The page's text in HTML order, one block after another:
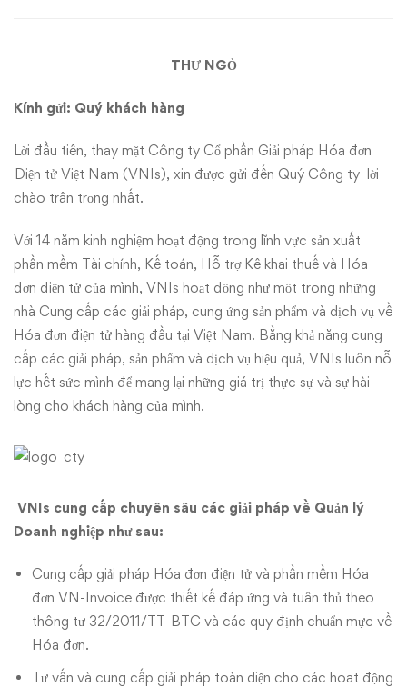
sinh
nhật
15
năm
Webketoan
THƯ NGỎ
Kính gửi: Quý khách hàng
Lời đầu tiên, thay mặt Công ty Cổ phần Giải pháp Hóa đơn
Điện tử Việt Nam (VNIs), xin được gửi đến Quý Công ty lời
chào trân trọng nhất.
Với 14 năm kinh nghiệm hoạt động trong lĩnh vực sản xuất
phần mềm Tài chính, Kế toán, Hỗ trợ Kê khai thuế và Hóa
đơn điện tử của mình, VNIs hoạt động như một trong những
nhà Cung cấp các giải pháp, cung ứng sản phẩm và dịch vụ về
Hóa đơn điện tử hàng đầu tại Việt Nam. Bằng khả năng cung
cấp các giải pháp, sản phẩm và dịch vụ hiệu quả, VNIs luôn nỗ
lực hết sức mình để mang lại những giá trị thực sự và sự hài
lòng cho khách hàng của mình.
VNIs cung cấp chuyên sâu các giải pháp về Quản lý
Doanh nghiệp như sau:
Cung cấp giải pháp Hóa đơn điện tử và phần mềm Hóa
đơn VN-Invoice được thiết kế đáp ứng và tuân thủ theo
thông tư 32/2011/TT-BTC và các quy định chuẩn mực về
Hóa đơn.
Tư vấn và cung cấp giải pháp toàn diện cho các hoat động